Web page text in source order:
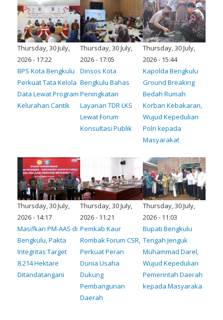
Thursday, 30 July,
2026 - 17:22
BPS Kota Bengkulu
Perkuat Tata Kelola
Data Lewat Program
Kelurahan Cantik
Thursday, 30 July,
2026 - 17:05
Dinsos Kota
Bengkulu Bahas
Peningkatan
Layanan TDR LKS
Lewat Forum
Konsultasi Publik
Thursday, 30 July,
2026 - 15:44
Kapolda Bengkulu
Ground Breaking
Bedah Rumah
Korban Kebakaran,
Wujud Kepedulian
Polri kepada
Masyarakat
Thursday, 30 July,
2026 - 14:17
Masifkan PM-AAS di
Bengkulu, Pakta
Integritas Target
8.214 Hektare
Ditandatangani
Thursday, 30 July,
2026 - 11:21
Pemkab Kaur
Rombak Forum CSR,
Perkuat Peran
Dunia Usaha
Dukung
Pembangunan
Daerah
Thursday, 30 July,
2026 - 11:03
Bupati Bengkulu
Tengah Jenguk
Muhammad Darel,
Wujud Kepedulian
Pemerintah Daerah
kepada Masyaraka